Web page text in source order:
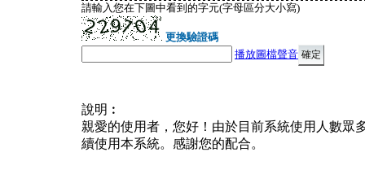
請輸入您在下圖中看到的字元(字母區分大小寫)
更換驗證碼
播放圖檔聲音
說明︰
親愛的使用者，您好！由於目前系統使用人數眾
續使用本系統。感謝您的配合。